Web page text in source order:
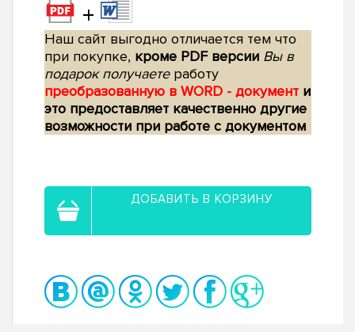
+
Наш сайт выгодно отличается тем что
при покупке, кроме PDF версии Вы в
подарок получаетеработу
преобразованную в WORD - документ и
это предоставляет качественно другие
возможности при работе с документом
ДОБАВИТЬ В КОРЗИНУ